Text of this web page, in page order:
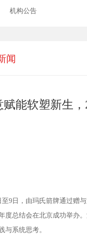
机构公告
闻
能软塑新生
至9 日，由玛氏箭牌通过赠
度总结会在北京成功举办
与系统思考。